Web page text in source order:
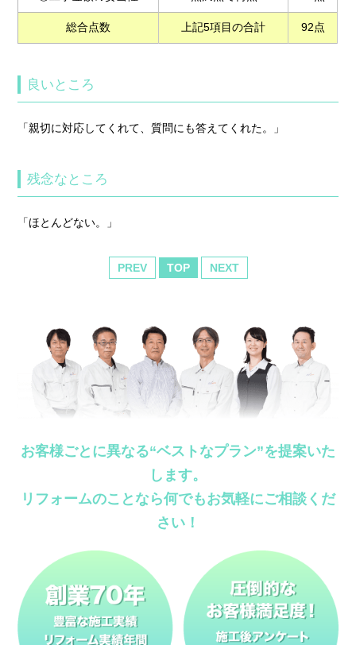
総合点数 上記5項目の合計 92点
良いところ
「親切に対応してくれて、質問にも答えてくれた。」
残念なところ
「ほとんどない。」
PREV TOP NEXT
お客様ごとに異なる“ベストなプラン”を提案いた
します。
リフォームのことなら何でもお気軽にご相談くだ
さい！